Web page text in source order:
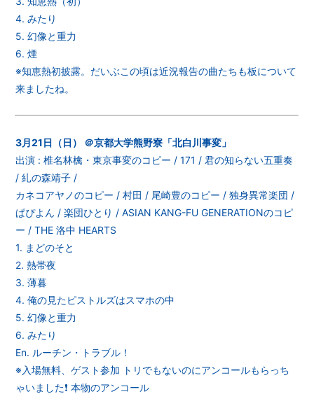
4. みたり
5. 幻像と重力
6. 煙
※知恵熱初披露。だいぶこの頃は近況報告の曲たちも板について
来ましたね。
3月21日（日） ＠京都大学熊野寮「北白川事変」
出演 : 椎名林檎・東京事変のコピー / 171 / 君の知らない五重奏
/ 糺の森靖子 /
カネコアヤノのコピー / 村田 / 尾崎豊のコピー / 独身異常楽団 /
ぱぴよん / 楽団ひとり / ASIAN KANG-FU GENERATIONのコピ
ー / THE 洛中 HEARTS
1. まどのそと
2. 熱帯夜
3. 薄暮
4. 俺の見たピストルズはスマホの中
5. 幻像と重力
6. みたり
En. ルーチン・トラブル！
※入場無料、ゲスト参加 トリでもないのにアンコールもらっち
ゃいました❗ 本物のアンコール